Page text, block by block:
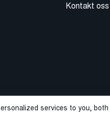
services to you,
Kontakt oss